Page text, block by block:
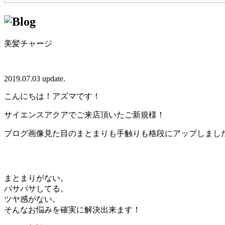
美髪チャージ
2019.07.03 update.
こんにちは！アズマです！
サイエンスアクアでご来店頂いたご新規様！
ブログ画像見た目のまとまりも手触りも格段にアップしまし
まとまりがない。
パサパサしてる。
ツヤ感がない。
そんなお悩みを確実に解決出来ます！